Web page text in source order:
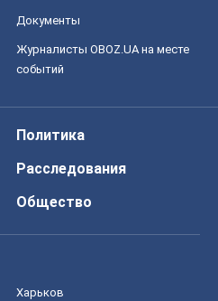
Документы
Журналисты OBOZ.UA на месте
событий
Политика
Расследования
Общество
Харьков